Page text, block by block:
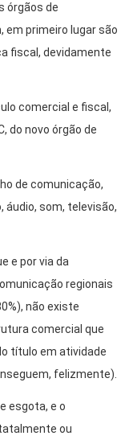
órgãos de
em primeiro lugar são
fiscal, devidamente
comercial e fiscal,
do novo órgão de
de comunicação,
som, televisão,
e por via da
regionais
não existe
comercial que
título em atividade
felizmente).
esgota, e o
ou